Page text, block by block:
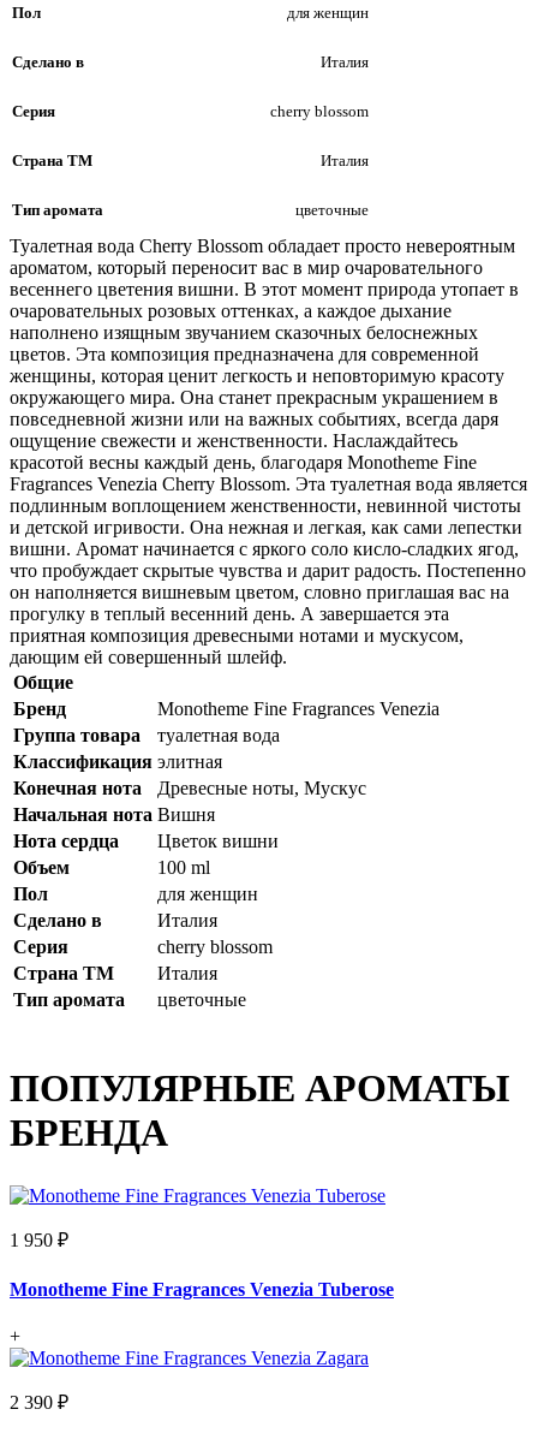
Пол для женщин
Сделано в Италия
Серия cherry blossom
Страна ТМ Италия
Тип аромата цветочные
Туалетная вода Cherry Blossom обладает просто невероятным
ароматом, который переносит вас в мир очаровательного
весеннего цветения вишни. В этот момент природа утопает в
очаровательных розовых оттенках, а каждое дыхание
наполнено изящным звучанием сказочных белоснежных
цветов. Эта композиция предназначена для современной
женщины, которая ценит легкость и неповторимую красоту
окружающего мира. Она станет прекрасным украшением в
повседневной жизни или на важных событиях, всегда даря
ощущение свежести и женственности. Наслаждайтесь
красотой весны каждый день, благодаря Monotheme Fine
Fragrances Venezia Cherry Blossom. Эта туалетная вода является
подлинным воплощением женственности, невинной чистоты
и детской игривости. Она нежная и легкая, как сами лепестки
вишни. Аромат начинается с яркого соло кисло-сладких ягод,
что пробуждает скрытые чувства и дарит радость. Постепенно
он наполняется вишневым цветом, словно приглашая вас на
прогулку в теплый весенний день. А завершается эта
приятная композиция древесными нотами и мускусом,
дающим ей совершенный шлейф.
Общие
Бренд
Monotheme Fine Fragrances Venezia
Группа товара
туалетная вода
Классификация элитная
Конечная нота
Древесные ноты, Мускус
Начальная нота Вишня
Нота сердца
Цветок вишни
Объем
100 ml
Пол
для женщин
Сделано в
Италия
Серия
cherry blossom
Страна ТМ
Италия
Тип аромата
цветочные
ПОПУЛЯРНЫЕ АРОМАТЫ
БРЕНДА
1 950 ₽
Monotheme Fine Fragrances Venezia Tuberose
+
2 390 ₽